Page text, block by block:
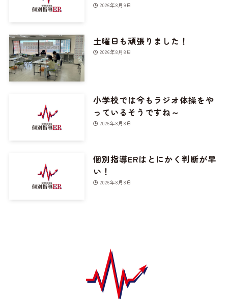
2026年8月9日
土曜日も頑張りました！
2026年8月8日
小学校では今もラジオ体操をや
っているそうですね～
2026年8月8日
個別指導ERはとにかく判断が早
い！
2026年8月8日